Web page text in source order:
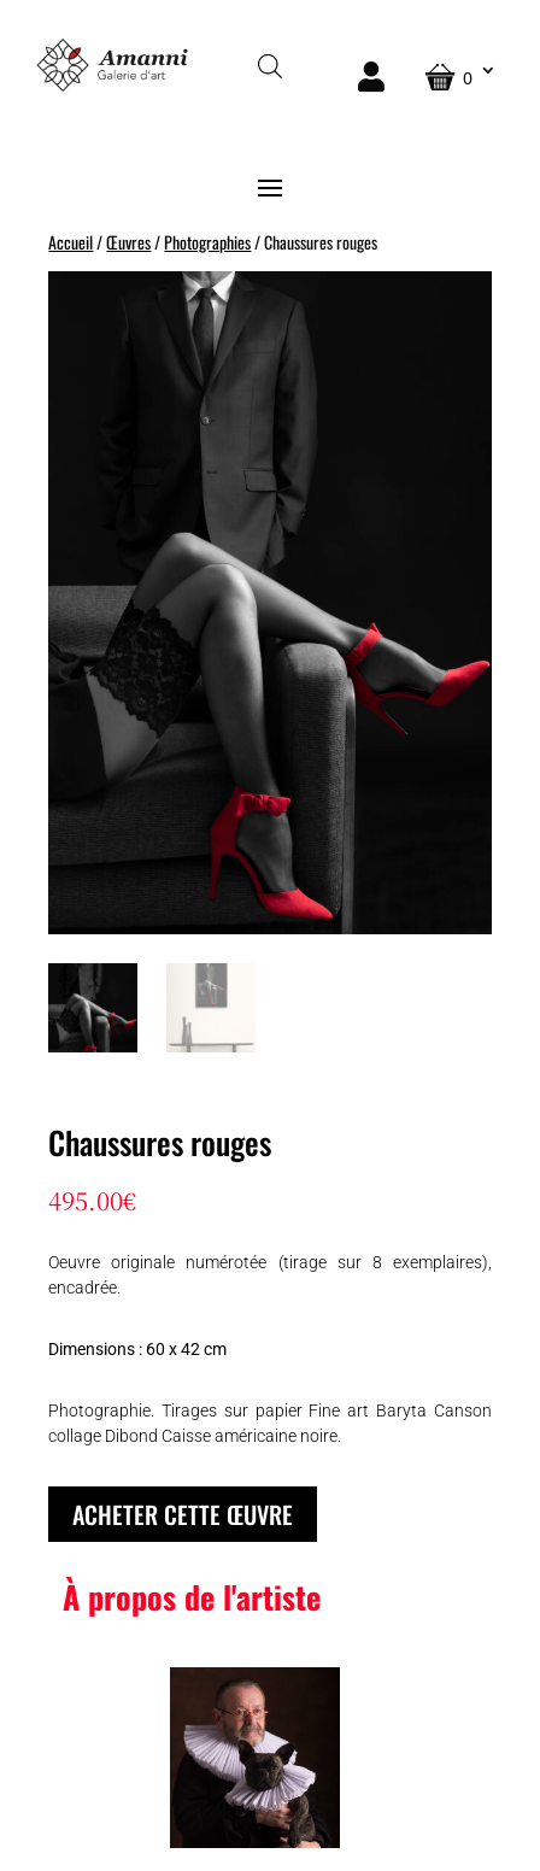
0
Accueil/Œuvres/Photographies/ Chaussures rouges
Chaussures rouges
495.00€
Oeuvre originale numérotée (tirage sur 8 exemplaires),
encadrée.
Dimensions : 60 x 42 cm
Photographie. Tirages sur papier Fine art Baryta Canson
collage Dibond Caisse américaine noire.
ACHETER CETTE ŒUVRE
À propos de l'artiste